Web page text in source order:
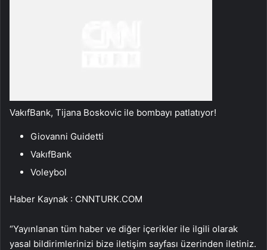
VakıfBank, Tijana Boskovic ile bombayı patlatıyor!
Giovanni Guidetti
VakıfBank
Voleybol
Haber Kaynak : CNNTURK.COM
“Yayınlanan tüm haber ve diğer içerikler ile ilgili olarak
yasal bildirimlerinizi bize iletişim sayfası üzerinden iletiniz.